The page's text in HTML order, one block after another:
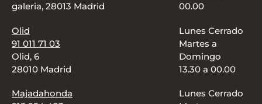
galeria, 28013 Madrid
00.00
Olid
91 011 71 03
Olid, 6
28010 Madrid
Lunes Cerrado
Martes a
Domingo
13.30 a 00.00
Majadahonda
Lunes Cerrado